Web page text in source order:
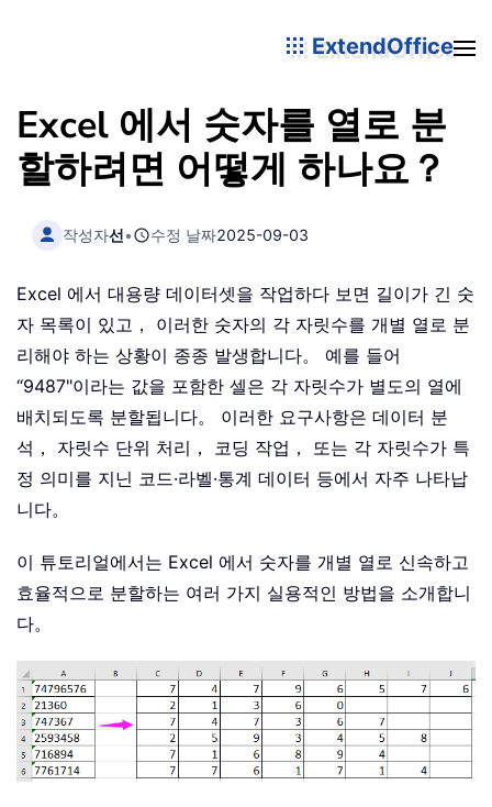
ExtendOffice
Excel 에서 숫자를 열로 분
할하려면 어떻게 하나요？
작성자선• 수정 날짜2025-09-03
Excel 에서 대용량 데이터셋을 작업하다 보면 길이가 긴 숫
자 목록이 있고， 이러한 숫자의 각 자릿수를 개별 열로 분
리해야 하는 상황이 종종 발생합니다。 예를 들어
“9487"이라는 값을 포함한 셀은 각 자릿수가 별도의 열에
배치되도록 분할됩니다。 이러한 요구사항은 데이터 분
석， 자릿수 단위 처리， 코딩 작업， 또는 각 자릿수가 특
정 의미를 지닌 코드·라벨·통계 데이터 등에서 자주 나타납
니다。
이 튜토리얼에서는 Excel 에서 숫자를 개별 열로 신속하고
효율적으로 분할하는 여러 가지 실용적인 방법을 소개합니
다。